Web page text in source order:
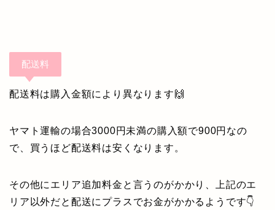
配送料
配送料は購入金額により異なります🙌
ヤマト運輸の場合3000円未満の購入額で900円なの
で、買うほど配送料は安くなります。
その他にエリア追加料金と言うのがかかり、上記のエ
リア以外だと配送にプラスでお金がかかるようです👇